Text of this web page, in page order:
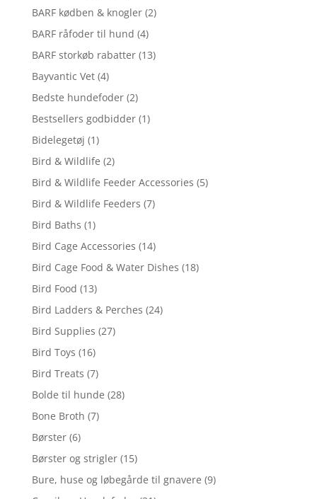
BARF kødben & knogler (2)
BARF råfoder til hund (4)
BARF storkøb rabatter (13)
Bayvantic Vet (4)
Bedste hundefoder (2)
Bestsellers godbidder (1)
Bidelegetøj (1)
Bird & Wildlife (2)
Bird & Wildlife Feeder Accessories (5)
Bird & Wildlife Feeders (7)
Bird Baths (1)
Bird Cage Accessories (14)
Bird Cage Food & Water Dishes (18)
Bird Food (13)
Bird Ladders & Perches (24)
Bird Supplies (27)
Bird Toys (16)
Bird Treats (7)
Bolde til hunde (28)
Bone Broth (7)
Børster (6)
Børster og strigler (15)
Bure, huse og løbegårde til gnavere (9)